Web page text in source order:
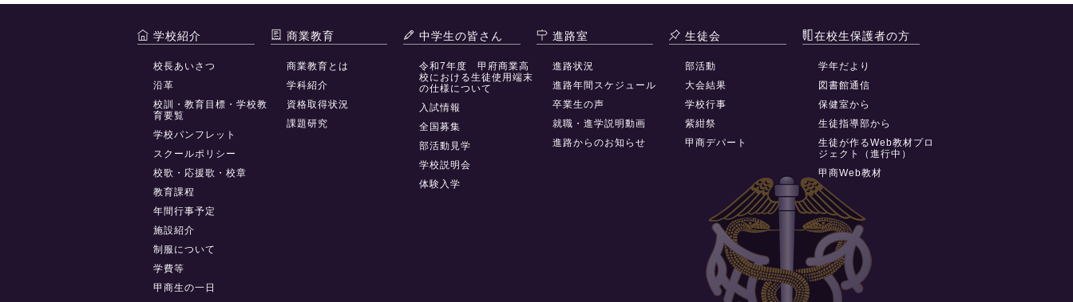
学校紹介
校長あいさつ
沿革
校訓・教育目標・学校教
育要覧
学校パンフレット
スクールポリシー
校歌・応援歌・校章
教育課程
年間行事予定
施設紹介
制服について
学費等
甲商生の一日
商業教育
商業教育とは
学科紹介
資格取得状況
課題研究
中学生の皆さん
令和7年度 甲府商業高
校における生徒使用端末
の仕様について
入試情報
全国募集
部活動見学
学校説明会
体験入学
進路室
進路状況
進路年間スケジュール
卒業生の声
就職・進学説明動画
進路からのお知らせ
生徒会
部活動
大会結果
学校行事
紫紺祭
甲商デパート
在校生保護者の方
学年だより
図書館通信
保健室から
生徒指導部から
生徒が作るWeb教材プロ
ジェクト（進行中）
甲商Web教材